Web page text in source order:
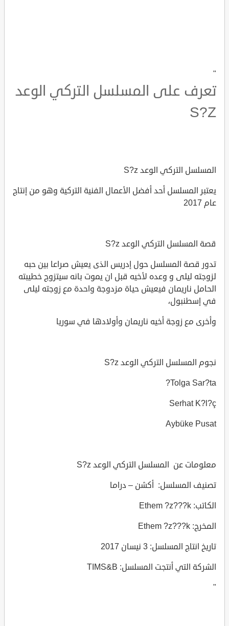
"
تعرف على المسلسل التركي الوعد
S?Z
المسلسل التركي الوعد S?z
يعتبر المسلسل أحد أفضل الأعمال الفنية التركية وهو من إنتاج
عام 2017
قصة المسلسل التركي الوعد S?z
تدور قصة المسلسل حول إدريس الذى يعيش صراعا بين حبه
لزوجته ليلى و وعده لأخيه قبل ان يموت بانه سيتزوج خطيبته
الحامل ناريمان فيعيش حياة مزدوجة واحدة مع زوجته ليلى
في إسطنبول،
وأخرى مع زوجة أخيه ناريمان وأولادها في سوريا
نجوم المسلسل التركي الوعد S?z
Tolga Sar?ta?
Serhat K?l?ç
Aybüke Pusat
معلومات عن المسلسل التركي الوعد S?z
تصنيف المسلسل: أكشن – دراما
الكاتب: Ethem ?z???k
المخرج: Ethem ?z???k
تاريخ انتاج المسلسل: 3 نيسان 2017
الشركة التي أنتجت المسلسل: TIMS&B
"